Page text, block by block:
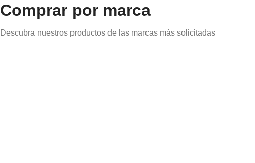
Comprar por marca
Descubra nuestros productos de las marcas más solicitadas